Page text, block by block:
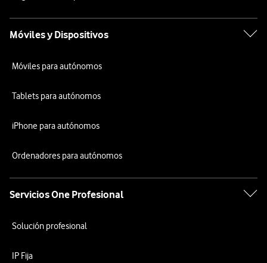
Móviles y Dispositivos
Móviles para autónomos
Tablets para autónomos
iPhone para autónomos
Ordenadores para autónomos
Servicios One Profesional
Solución profesional
IP Fija